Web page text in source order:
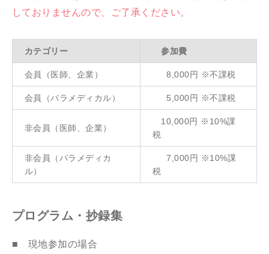
しておりませんので、ご了承ください。
カテゴリー 参加費
会員（医師、企業） 8,000円 ※不課税
会員（パラメディカル） 5,000円 ※不課税
非会員（医師、企業）
10,000円 ※10%課
税
非会員（パラメディカ
ル）
7,000円 ※10%課
税
プログラム・抄録集
■ 現地参加の場合